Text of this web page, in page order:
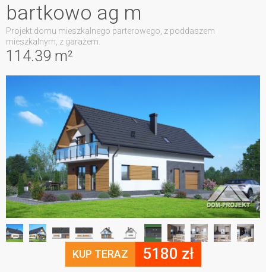
114.39 m²
bartkowo ag m
Projekt domu mieszkalnego parterowego, z poddaszem
mieszkalnym, z garażem.
KUP TERAZ 5180 zł